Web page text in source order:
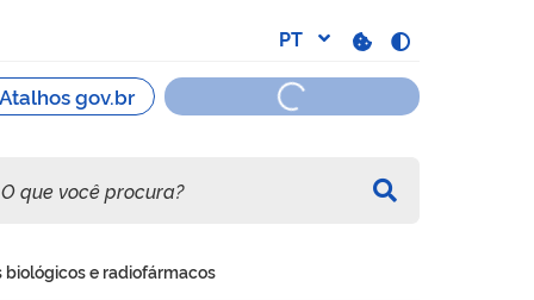
e radiofármacos